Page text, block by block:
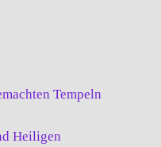
Tempeln
Heiligen